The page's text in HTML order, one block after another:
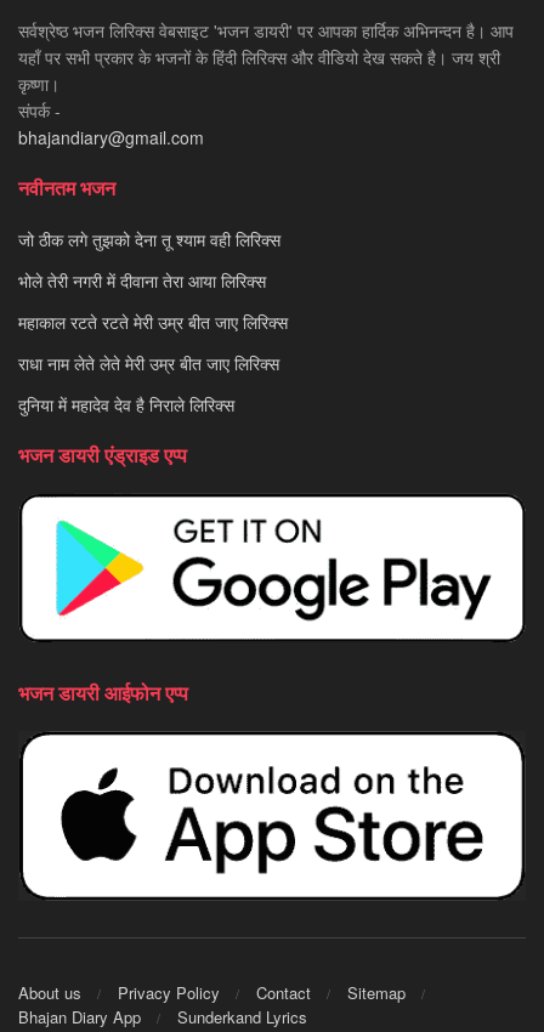
सर्वश्रेष्ठ भजन लिरिक्स वेबसाइट 'भजन डायरी' पर आपका हार्दिक अभिनन्दन है। आप
यहाँ पर सभी प्रकार के भजनों के हिंदी लिरिक्स और वीडियो देख सकते है। जय श्री
कृष्णा।
संपर्क -
bhajandiary@gmail.com
नवीनतम भजन
जो ठीक लगे तुझको देना तू श्याम वही लिरिक्स
भोले तेरी नगरी में दीवाना तेरा आया लिरिक्स
महाकाल रटते रटते मेरी उम्र बीत जाए लिरिक्स
राधा नाम लेते लेते मेरी उम्र बीत जाए लिरिक्स
दुनिया में महादेव देव है निराले लिरिक्स
भजन डायरी एंड्राइड एप्प
भजन डायरी आईफोन एप्प
About us Privacy Policy Contact
Sitemap
Bhajan Diary App
Sunderkand Lyrics